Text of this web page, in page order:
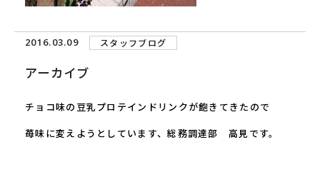
2016.03.09 スタッフブログ
アーカイブ
チョコ味の豆乳プロテインドリンクが飽きてきたので
苺味に変えようとしています、総務調達部 高見です。